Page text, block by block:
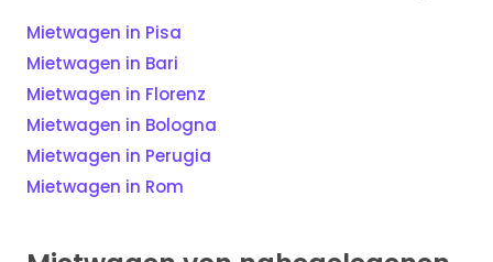
Mietwagen in Pisa
Mietwagen in Bari
Mietwagen in Florenz
Mietwagen in Bologna
Mietwagen in Perugia
Mietwagen in Rom